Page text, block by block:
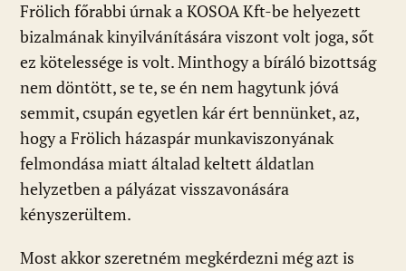
Frölich főrabbi úrnak a KOSOA Kft-be helyezett
bizalmának kinyilvánítására viszont volt joga, sőt
ez kötelessége is volt. Minthogy a bíráló bizottság
nem döntött, se te, se én nem hagytunk jóvá
semmit, csupán egyetlen kár ért bennünket, az,
hogy a Frölich házaspár munkaviszonyának
felmondása miatt általad keltett áldatlan
helyzetben a pályázat visszavonására
kényszerültem.
Most akkor szeretném megkérdezni még azt is